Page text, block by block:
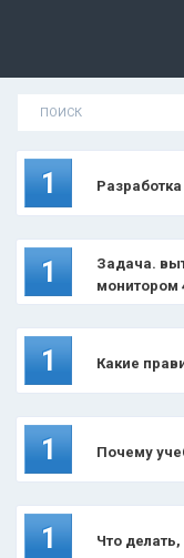
1 Разработка
1
Задача.
монитором
1 Какие
1 Почему
1 Что